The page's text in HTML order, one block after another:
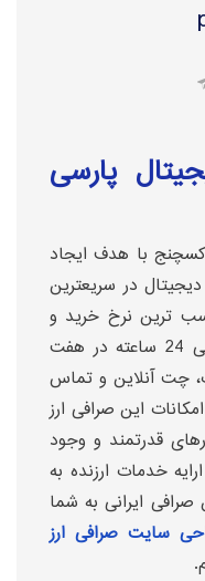
پارسی
با هدف ایجاد
در سریعترین
ترین نرخ خرید و
فروش طراحی شده است. پشتیبانی 24 ساعته در هفت
به صورت، چت آنلاین و تماس
این صرافی ارز
قدرتمند و وجود
خدمات ارزنده به
ایرانی به شما
سایت صرافی ارز